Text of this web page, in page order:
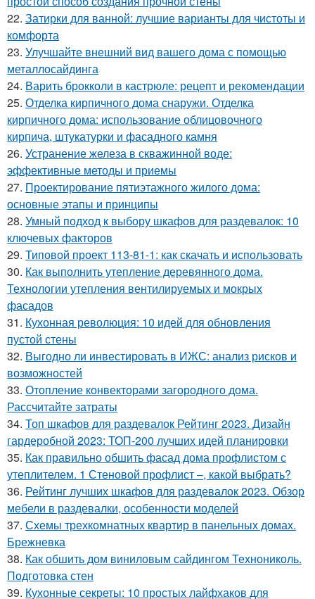
22. Затирки для ванной: лучшие варианты для чистоты и
комфорта
23. Улучшайте внешний вид вашего дома с помощью
металлосайдинга
24. Варить брокколи в кастрюле: рецепт и рекомендации
25. Отделка кирпичного дома снаружи. Отделка
кирпичного дома: использование облицовочного
кирпича, штукатурки и фасадного камня
26. Устранение железа в скважинной воде:
эффективные методы и приемы
27. Проектирование пятиэтажного жилого дома:
основные этапы и принципы
28. Умный подход к выбору шкафов для раздевалок: 10
ключевых факторов
29. Типовой проект 113-81-1: как скачать и использовать
30. Как выполнить утепление деревянного дома.
Технологии утепления вентилируемых и мокрых
фасадов
31. Кухонная революция: 10 идей для обновления
пустой стены
32. Выгодно ли инвестировать в ИЖС: анализ рисков и
возможностей
33. Отопление конвекторами загородного дома.
Рассчитайте затраты
34. Топ шкафов для раздевалок Рейтинг 2023. Дизайн
гардеробной 2023: ТОП-200 лучших идей планировки
35. Как правильно обшить фасад дома профлистом с
утеплителем. 1 Стеновой профлист –, какой выбрать?
36. Рейтинг лучших шкафов для раздевалок 2023. Обзор
мебели в раздевалки, особенности моделей
37. Схемы трехкомнатных квартир в панельных домах.
Брежневка
38. Как обшить дом виниловым сайдингом Технониколь.
Подготовка стен
39. Кухонные секреты: 10 простых лайфхаков для